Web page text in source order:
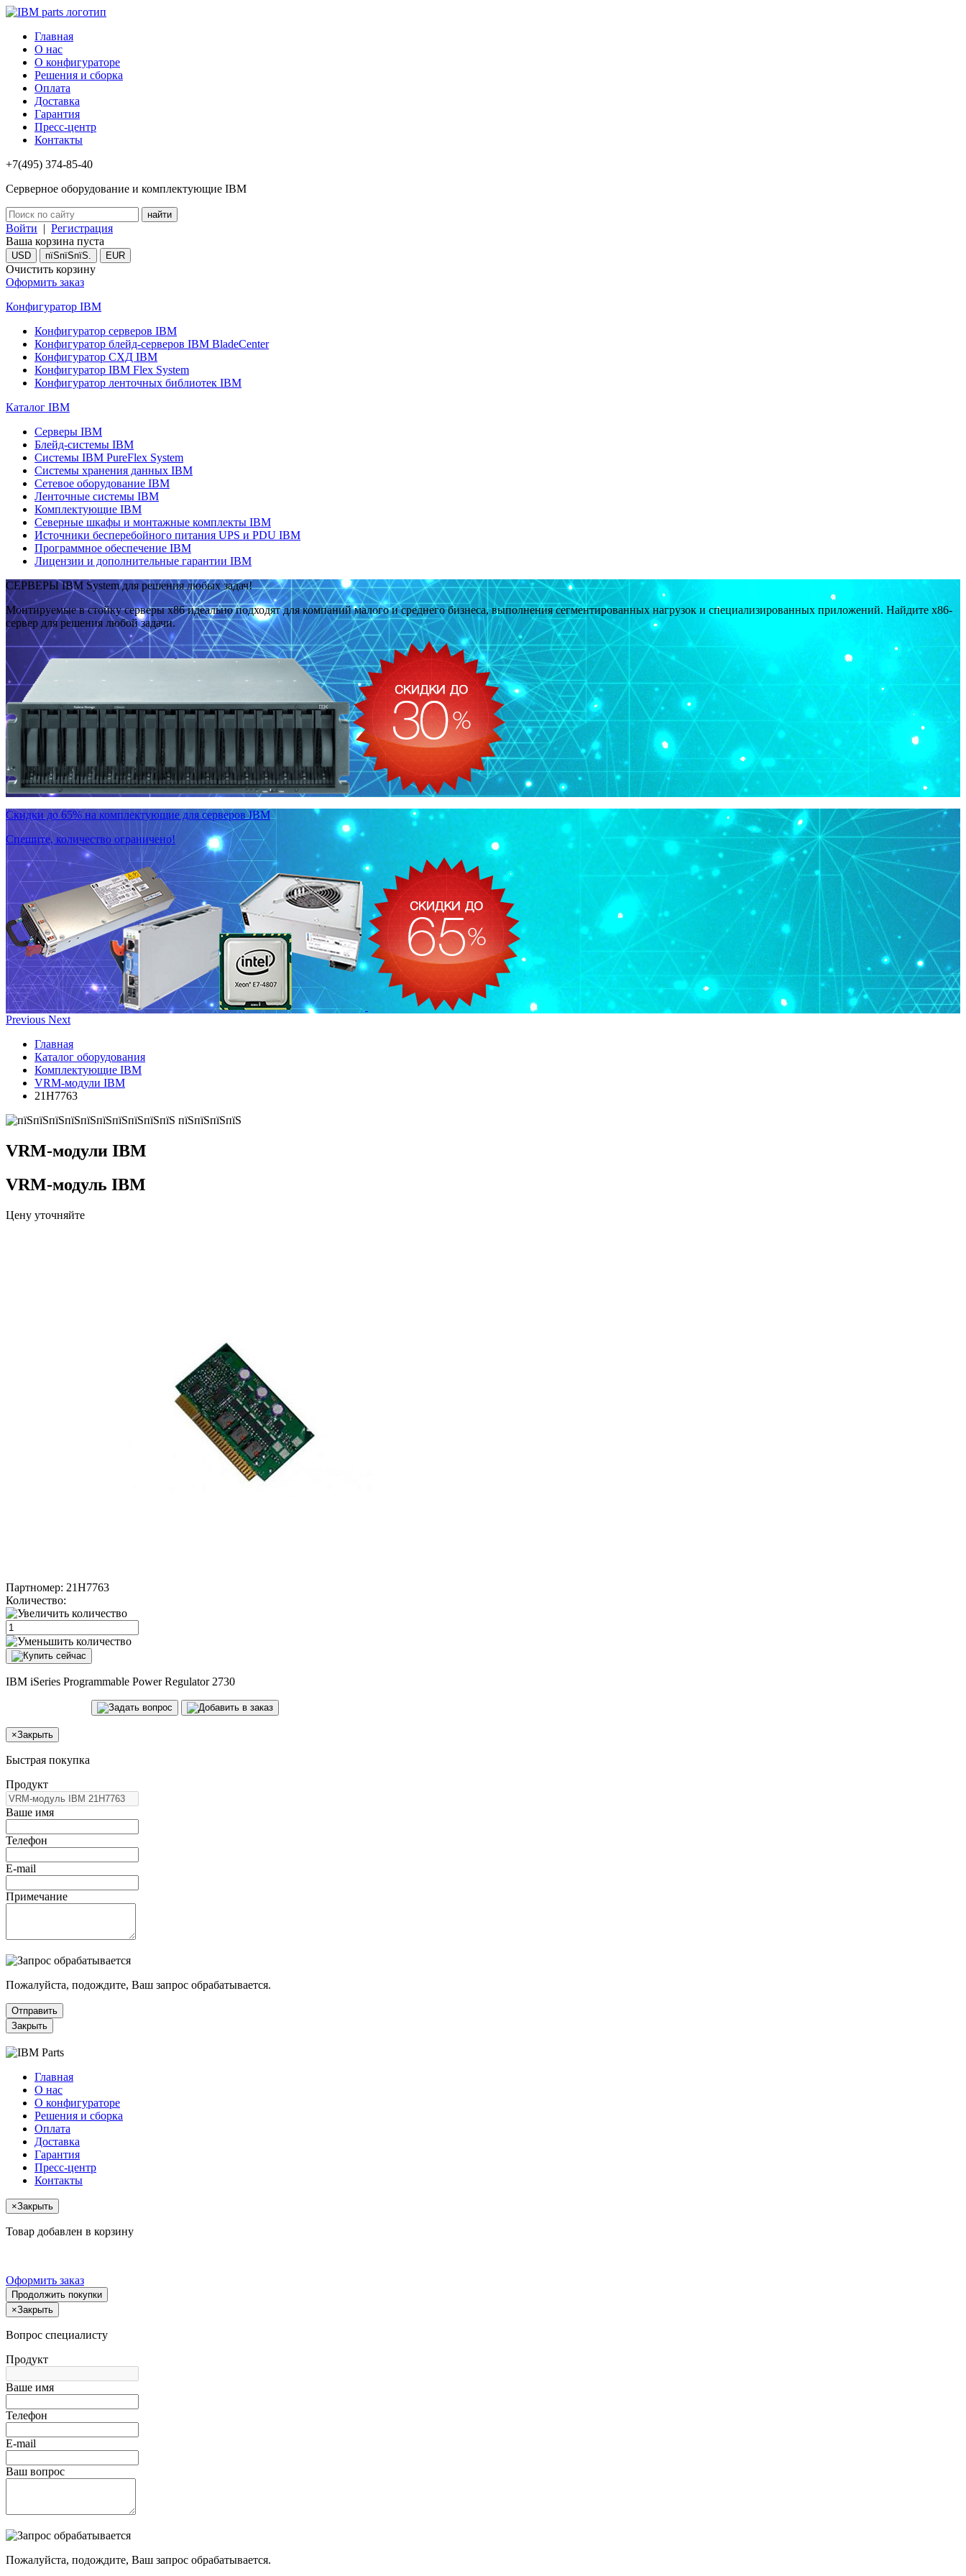
Главная
О нас
О конфигураторе
Решения и сборка
Оплата
Доставка
Гарантия
Пресс-центр
Контакты
+7(495) 374-85-40
Серверное оборудование и комплектующие IBM
Войти | Регистрация
Ваша корзина пуста
USD пїЅпїЅпїЅ. EUR
Очистить корзину
Оформить заказ
Конфигуратор IBM
Конфигуратор серверов IBM
Конфигуратор блейд-серверов IBM BladeCenter
Конфигуратор СХД IBM
Конфигуратор IBM Flex System
Конфигуратор ленточных библиотек IBM
Каталог IBM
Серверы IBM
Блейд-системы IBM
Системы IBM PureFlex System
Системы хранения данных IBM
Сетевое оборудование IBM
Ленточные системы IBM
Комплектующие IBM
Северные шкафы и монтажные комплекты IBM
Источники бесперебойного питания UPS и PDU IBM
Программное обеспечение IBM
Лицензии и дополнительные гарантии IBM
СЕРВЕРЫ IBM System для решения любых задач!
Монтируемые в стойку серверы x86 идеально подходят для компаний малого и среднего бизнеса, выполнения сегментированных нагрузок и специализированных приложений. Найдите x86-
сервер для решения любой задачи.
Скидки до 65% на комплектующие для серверов IBM
Спешите, количество ограничено!
Previous Next
Главная
Каталог оборудования
Комплектующие IBM
VRM-модули IBM
21H7763
VRM-модули IBM
VRM-модуль IBM
Цену уточняйте
Партномер: 21H7763
Количество:
IBM iSeries Programmable Power Regulator 2730
×Закрыть
Быстрая покупка
Продукт
Ваше имя
Телефон
E-mail
Примечание
Пожалуйста, подождите, Ваш запрос обрабатывается.
Отправить
Закрыть
Главная
О нас
О конфигураторе
Решения и сборка
Оплата
Доставка
Гарантия
Пресс-центр
Контакты
×Закрыть
Товар добавлен в корзину
Оформить заказ
Продолжить покупки
×Закрыть
Вопрос специалисту
Продукт
Ваше имя
Телефон
E-mail
Ваш вопрос
Пожалуйста, подождите, Ваш запрос обрабатывается.